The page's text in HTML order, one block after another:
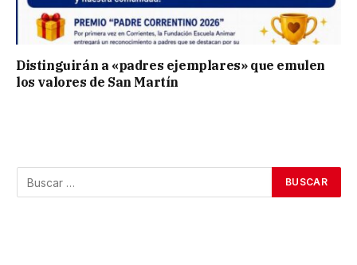
Distinguirán a «padres ejemplares» que emulen
los valores de San Martín